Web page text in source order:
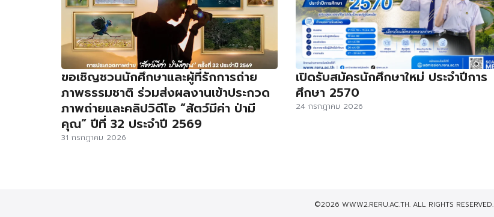
ขอเชิญชวนนักศึกษาและผู้ที่รักการถ่าย
ภาพธรรมชาติ ร่วมส่งผลงานเข้าประกวด
ภาพถ่ายและคลิปวิดีโอ “สัตว์มีค่า ป่ามี
คุณ” ปีที่ 32 ประจำปี 2569
31 กรกฎาคม 2026
เปิดรับสมัครนักศึกษาใหม่ ประจำปีการ
ศึกษา 2570
24 กรกฎาคม 2026
©2026 WWW2.RERU.AC.TH. ALL RIGHTS RESERVED.